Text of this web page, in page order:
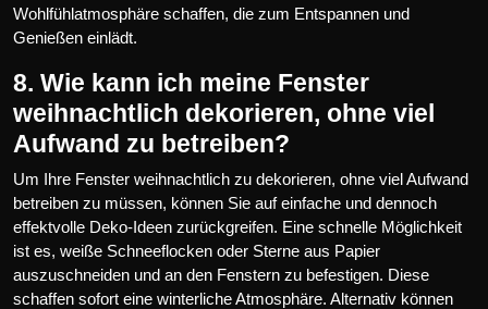
Wohlfühlatmosphäre schaffen, die zum Entspannen und
Genießen einlädt.
8. Wie kann ich meine Fenster
weihnachtlich dekorieren, ohne viel
Aufwand zu betreiben?
Um Ihre Fenster weihnachtlich zu dekorieren, ohne viel Aufwand
betreiben zu müssen, können Sie auf einfache und dennoch
effektvolle Deko-Ideen zurückgreifen. Eine schnelle Möglichkeit
ist es, weiße Schneeflocken oder Sterne aus Papier
auszuschneiden und an den Fenstern zu befestigen. Diese
schaffen sofort eine winterliche Atmosphäre. Alternativ können